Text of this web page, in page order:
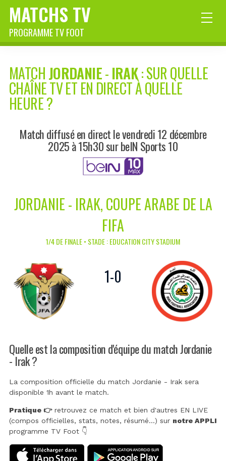
MATCHS TV
PROGRAMME TV FOOT
MATCHJORDANIE-IRAK: SUR QUELLE
CHAÎNE TV ET EN DIRECT À QUELLE
HEURE ?
Match diffusé en direct le vendredi 12 décembre
2025 à 15h30 sur beIN Sports 10
JORDANIE - IRAK, COUPE ARABE DE LA
FIFA
1/4 DE FINALE • STADE : EDUCATION CITY STADIUM
1-0
Quelle est la composition d'équipe du match Jordanie
- Irak ?
La composition officielle du match Jordanie - Irak sera
disponible 1h avant le match.
Pratique 👉retrouvez ce match et bien d'autres EN LIVE
(compos officielles, stats, notes, résumé...) sur notre APPLI
programme TV Foot 👇